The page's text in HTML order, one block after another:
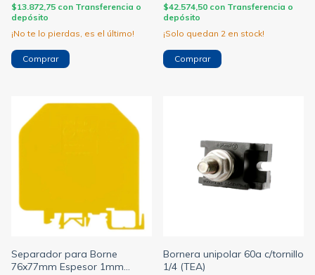
$13.872,75 con Transferencia o
depósito
¡No te lo pierdas, es el último!
$42.574,50 con Transferencia o
depósito
¡Solo quedan 2 en stock!
Separador para Borne
76x77mm Espesor 1mm
Bornera unipolar 60a c/tornillo
1/4 (TEA)